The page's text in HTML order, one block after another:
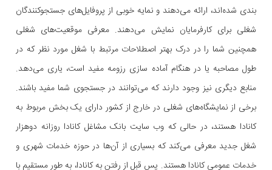
بندی شده‌اند، ارائه می‌دهند و نمایه خوبی از پروفایل‌های جستجوکنندگان
شغلی برای کارفرمایان نمایش می‌دهند. معرفی موقعیت‌های شغلی
همچنین شما را در درک بهتر اصطلاحات مرتبط با شغل مورد نظر که در
طول مصاحبه یا در هنگام آماده سازی رزومه مفید است، یاری می‌دهد.
منابع دیگری نیز وجود دارند که می‌توانند در جستجوی شما مفید باشند.
برخی از نمایشگاه‌های شغلی در خارج از کشور دارای یک بخش مربوط به
کانادا هستند، در حالی که وب سایت بانک مشاغل کانادا روزانه دوهزار
شغل جدید معرفی می‌کند که بسیاری از آن‌ها در حوزه خدمات شهری و
خدمات عمومی کانادا هستند. پس قبل از رفتن به کانادا، به طور مستقیم با